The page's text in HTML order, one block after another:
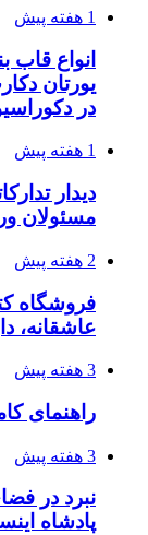
1 هفته پیش
انواع قاب
یورتان
در
1 هفته پیش
دیدار
مسئولان
2 هفته پیش
عاشقانه،
3 هفته پیش
راهنمای
3 هفته پیش
نبرد در
پادشاه